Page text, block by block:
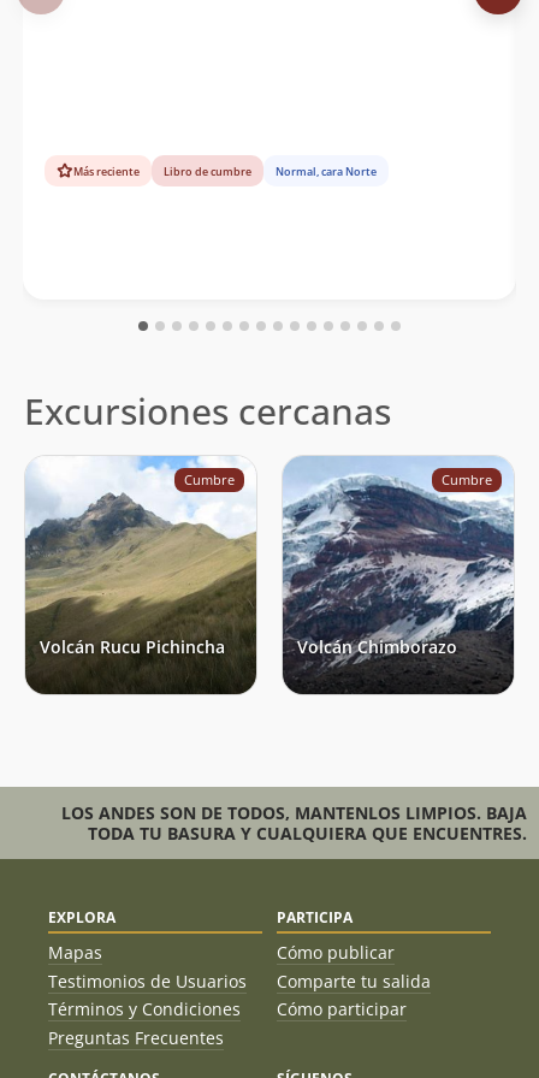
Más reciente Libro de cumbre Normal, cara Norte
Excursiones cercanas
Cumbre
Volcán Rucu Pichincha
Cumbre
Volcán Chimborazo
LOS ANDES SON DE TODOS, MANTENLOS LIMPIOS. BAJA
TODA TU BASURA Y CUALQUIERA QUE ENCUENTRES.
EXPLORA
Mapas
Testimonios de Usuarios
Términos y Condiciones
Preguntas Frecuentes
PARTICIPA
Cómo publicar
Comparte tu salida
Cómo participar